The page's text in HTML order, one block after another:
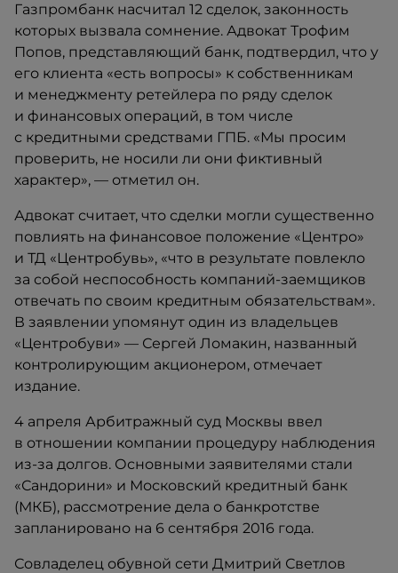
Газпромбанк насчитал 12 сделок, законность
которых вызвала сомнение. Адвокат Трофим
Попов, представляющий банк, подтвердил, что у
его клиента «есть вопросы» к собственникам
и менеджменту ретейлера по ряду сделок
и финансовых операций, в том числе
с кредитными средствами ГПБ. «Мы просим
проверить, не носили ли они фиктивный
характер», — отметил он.
Адвокат считает, что сделки могли существенно
повлиять на финансовое положение «Центро»
и ТД «Центробувь», «что в результате повлекло
за собой неспособность компаний-заемщиков
отвечать по своим кредитным обязательствам».
В заявлении упомянут один из владельцев
«Центробуви» — Сергей Ломакин, названный
контролирующим акционером, отмечает
издание.​
4 апреля Арбитражный суд Москвы ввел
в отношении компании процедуру наблюдения
из-за долгов. Основными заявителями стали
«Сандорини» и Московский кредитный банк
(МКБ), рассмотрение дела о банкротстве
запланировано на 6 сентября 2016 года.
Совладелец обувной сети Дмитрий Светлов